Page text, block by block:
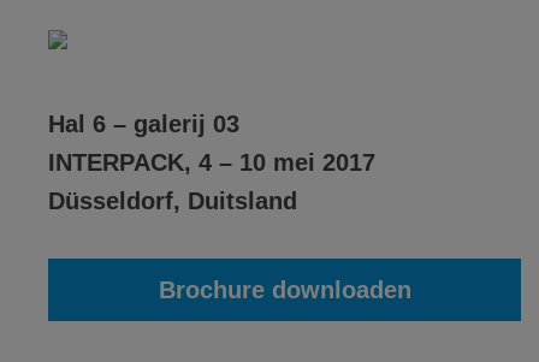
Hal 6 – galerij 03
INTERPACK, 4 – 10 mei 2017
Düsseldorf, Duitsland
Brochure downloaden